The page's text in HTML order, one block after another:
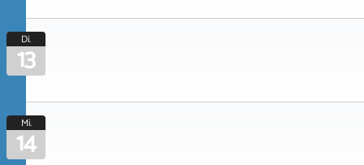
Di.
13
Mi.
14